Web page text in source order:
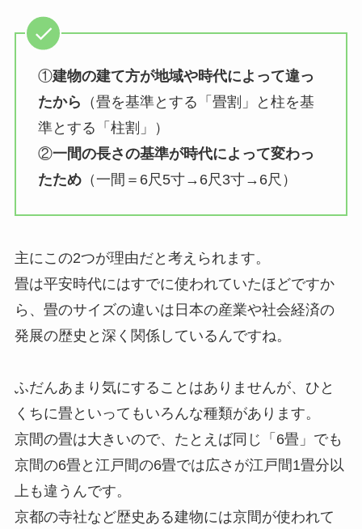
①建物の建て方が地域や時代によって違っ
たから （畳を基準とする「畳割」と柱を基
準とする「柱割」）
②一間の長さの基準が時代によって変わっ
たため（一間＝6尺5寸→6尺3寸→6尺）
主にこの2つが理由だと考えられます。
畳は平安時代にはすでに使われていたほどですか
ら、畳のサイズの違いは日本の産業や社会経済の
発展の歴史と深く関係しているんですね。
ふだんあまり気にすることはありませんが、ひと
くちに畳といってもいろんな種類があります。
京間の畳は大きいので、たとえば同じ「6畳」でも
京間の6畳と江戸間の6畳では広さが江戸間1畳分以
上も違うんです。
京都の寺社など歴史ある建物には京間が使われて